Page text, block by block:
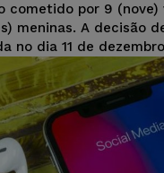
cometido por 9 (nove)
meninas. A decisão
no dia 11 de